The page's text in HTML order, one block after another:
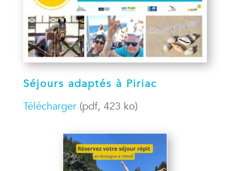
Séjours adaptés à Piriac
Télécharger(pdf, 423 ko)